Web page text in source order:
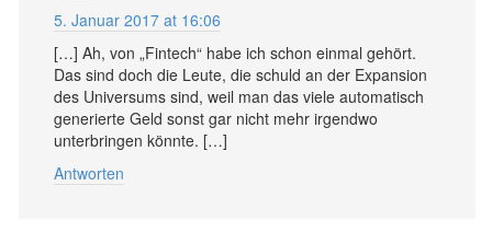
5. Januar 2017 at 16:06
[…] Ah, von „Fintech“ habe ich schon einmal gehört.
Das sind doch die Leute, die schuld an der Expansion
des Universums sind, weil man das viele automatisch
generierte Geld sonst gar nicht mehr irgendwo
unterbringen könnte. […]
Antworten